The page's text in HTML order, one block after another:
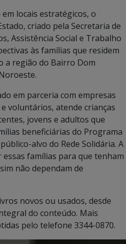
locais estratégicos, o
criado pela Secretaria de
Assistência Social e Trabalho
às famílias que residem
a região do Bairro Dom
em parceria com empresas
voluntários, atende crianças
jovens e adultos que
beneficiárias do Programa
alvo do Rede Solidária. A
essas famílias para que tenham
não dependam de
novos ou usados, desde
do conteúdo. Mais
pelo telefone 3344-0870.